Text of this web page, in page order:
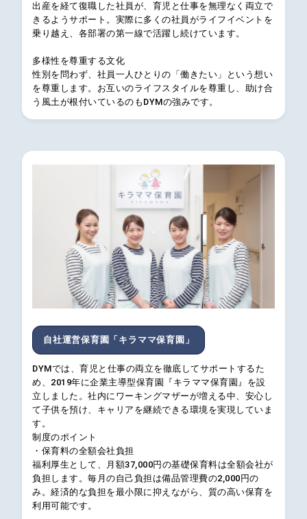
出産を経て復職した社員が、育児と仕事を無理なく両立で
きるようサポート。実際に多くの社員がライフイベントを
乗り越え、各部署の第一線で活躍し続けています。
多様性を尊重する文化
性別を問わず、社員一人ひとりの「働きたい」という想い
を尊重します。お互いのライフスタイルを尊重し、助け合
う風土が根付いているのもDYMの強みです。
自社運営保育園「キラママ保育園」
DYMでは、育児と仕事の両立を徹底してサポートするた
め、2019年に企業主導型保育園『キラママ保育園』を設
立しました。社内にワーキングマザーが増える中、安心し
て子供を預け、キャリアを継続できる環境を実現していま
す。
制度のポイント
・保育料の全額会社負担
福利厚生として、月額37,000円の基礎保育料は全額会社が
負担します。毎月の自己負担は備品管理費の2,000円の
み。経済的な負担を最小限に抑えながら、質の高い保育を
利用可能です。